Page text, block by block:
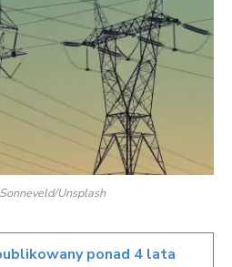
Unsplash
ponad 4 lata